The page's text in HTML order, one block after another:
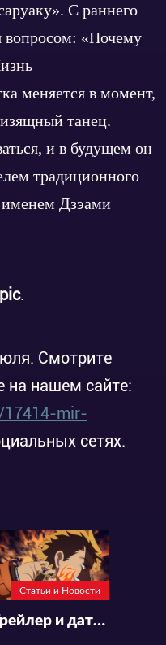
С раннего
вопросом: «Почему
меняется в момент,
танец.
и в будущем он
традиционного
именем Дзэами
.
Смотрите
на нашем сайте:
17414-mir-
сетях.
Статьи и Новости
Трейлер и дата премьеры аниме-сериала «Yuusha no Kuzu»